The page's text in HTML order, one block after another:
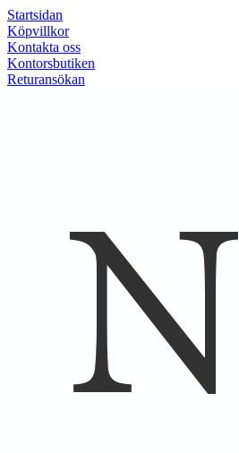
Startsidan
Köpvillkor
Kontakta oss
Kontorsbutiken
Returansökan